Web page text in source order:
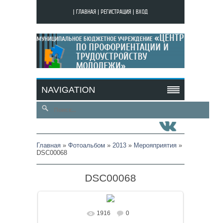
ГЛАВНАЯ РЕГИСТРАЦИЯ ВХОД
МУНИЦИПАЛЬНОЕ БЮДЖЕТНОЕ УЧРЕЖДЕНИЕ «ЦЕНТР
ПО ПРОФОРИЕНТАЦИИ И
ТРУДОУСТРОЙСТВУ
МОЛОДЕЖИ»
NAVIGATION
Главная » Фотоальбом » 2013 » Мерояприятия »
DSC00068
DSC00068
В реальном размере 1024x768
1916 0